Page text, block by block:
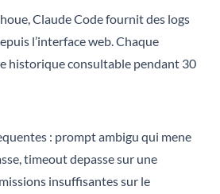
Claude Code fournit des logs
l’interface web. Chaque
historique consultable pendant 30
: prompt ambigu qui mene
timeout depasse sur une
insuffisantes sur le